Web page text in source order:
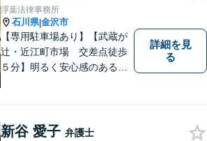
金の大幅な増額が実現できる
ケースあり」【休日・夜間相
談可】
浮葉法律事務所
石川県|金沢市
【専用駐車場あり】【武蔵が
辻・近江町市場 交差点徒歩
５分】明るく安心感のある事
詳細を見
る
新谷 愛子 弁護士